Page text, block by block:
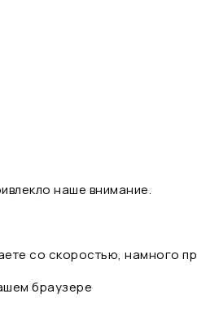
наше внимание.
со скоростью, намного
браузере